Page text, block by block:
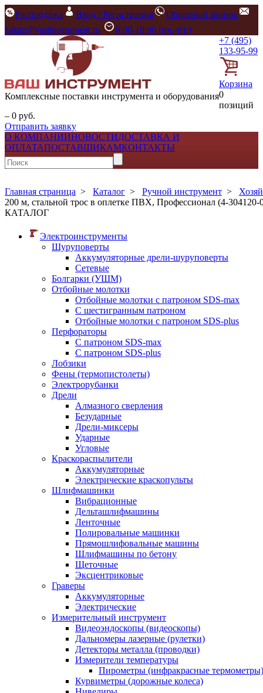
Распродажа Вход / Регистрация
Обратный звонок
zakaz@vashinstrument.ru
9:00-18:00 (пн.-пт.)
Комплексные поставки инструмента и оборудования
+7 (495)
133-95-99
Корзина
0
позиций
– 0 руб.
Отправить заявку
О КОМПАНИИНОВОСТИДОСТАВКА И
ОПЛАТАПОСТАВЩИКАМКОНТАКТЫ
Главная страница > Каталог > Ручной инструмент >
200 м, стальной трос в оплетке ПВХ, Профессионал (4-304120-
КАТАЛОГ
Электроинструменты
Шуруповерты
Аккумуляторные дрели-шуруповерты
Сетевые
Болгарки (УШМ)
Отбойные молотки
Отбойные молотки с патроном SDS-max
С шестигранным патроном
Отбойные молотки с патроном SDS-plus
Перфораторы
С патроном SDS-max
С патроном SDS-plus
Лобзики
Фены (термопистолеты)
Электрорубанки
Дрели
Алмазного сверления
Безударные
Дрели-миксеры
Ударные
Угловые
Краскораспылители
Аккумуляторные
Электрические краскопульты
Шлифмашинки
Вибрационные
Дельташлифмашины
Ленточные
Полировальные машинки
Прямошлифовальные машины
Шлифмашины по бетону
Щеточные
Эксцентриковые
Граверы
Аккумуляторные
Электрические
Измерительный инструмент
Видеоэндоскопы (видеоскопы)
Дальномеры лазерные (рулетки)
Детекторы металла (проводки)
Измерители температуры
Пирометры (инфракрасные термометры)
Курвиметры (дорожные колеса)